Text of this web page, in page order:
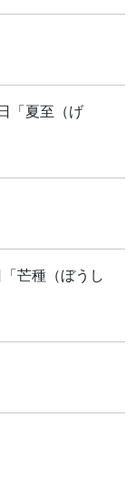
「夏至（げ
芒種（ぼうし